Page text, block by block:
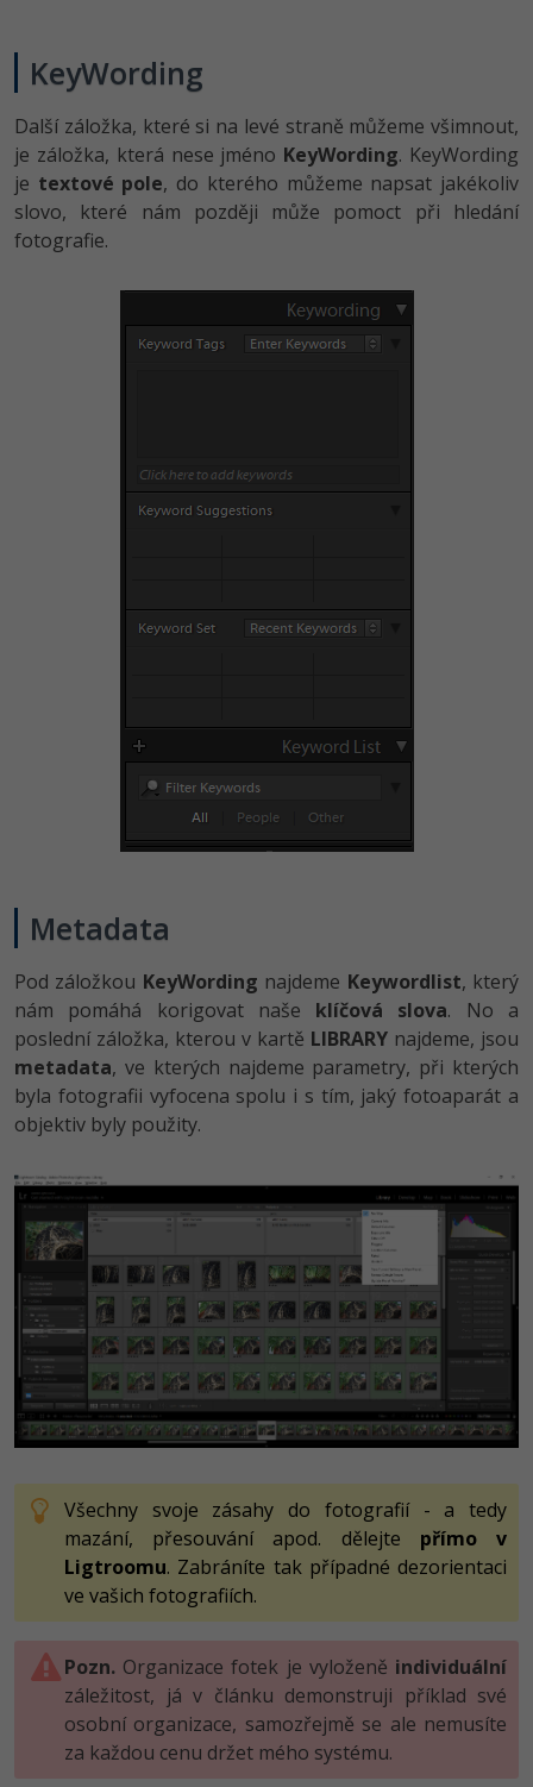
KeyWording
Další záložka, které si na levé straně můžeme všimnout,
je záložka, která nese jméno KeyWording. KeyWording
je textové pole, do kterého můžeme napsat jakékoliv
slovo, které nám později může pomoct při hledání
fotografie.
Metadata
Pod záložkou KeyWording najdeme Keywordlist, který
nám pomáhá korigovat naše klíčová slova. No a
poslední záložka, kterou v kartě LIBRARY najdeme, jsou
metadata, ve kterých najdeme parametry, při kterých
byla fotografii vyfocena spolu i s tím, jaký fotoaparát a
objektiv byly použity.
Všechny svoje zásahy do fotografií - a tedy
mazání, přesouvání apod. dělejte přímo v
Ligtroomu. Zabráníte tak případné dezorientaci
ve vašich fotografiích.
Pozn. Organizace fotek je vyloženě individuální
záležitost, já v článku demonstruji příklad své
osobní organizace, samozřejmě se ale nemusíte
za každou cenu držet mého systému.